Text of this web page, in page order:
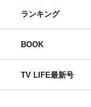
ランキング
BOOK
TV LIFE最新号